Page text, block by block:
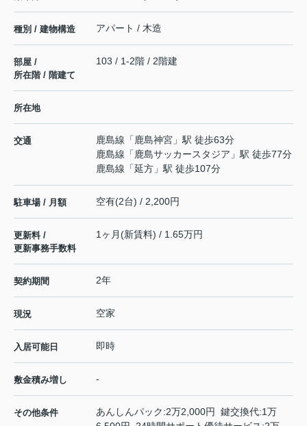
種別 / 建物構造 アパート / 木造
部屋 /
所在階 / 階建て
103 / 1-2階 / 2階建
所在地
交通 鹿島線 「 鹿島神宮 」駅 徒歩63分
鹿島線 「 鹿島サッカースタジア 」駅 徒歩77分
鹿島線 「延方 」駅 徒歩107分
駐車場 / 月額 空有(2台) / 2,200円
更新料 /
更新事務手数料
1ヶ月(新賃料) / 1.65万円
契約期間 2年
現況 空家
入居可能日 即時
敷金積み増し -
その他条件
あんしんパック:2万2,000円 鍵交換代:1万